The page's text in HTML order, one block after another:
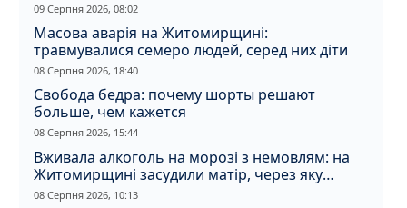
09 Серпня 2026, 08:02
Масова аварія на Житомирщині:
травмувалися семеро людей, серед них діти
08 Серпня 2026, 18:40
Свобода бедра: почему шорты решают
больше, чем кажется
08 Серпня 2026, 15:44
Вживала алкоголь на морозі з немовлям: на
Житомирщині засудили матір, через яку
дитина отримала обмороження
08 Серпня 2026, 10:13